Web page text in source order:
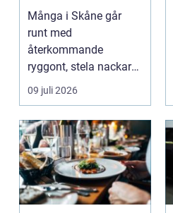
hjälper dig att ta
rätt beslut
Många i Skåne går
runt med
återkommande
ryggont, stela nackar
eller diffusa ...
09 juli 2026